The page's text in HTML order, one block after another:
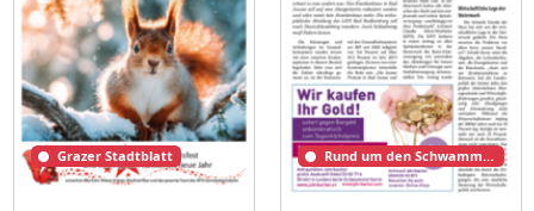
Grazer Stadtblatt Rund um den Schwammerlturm